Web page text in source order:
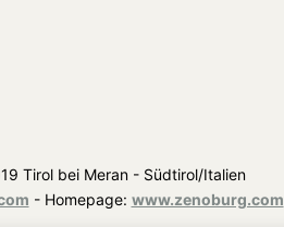
Tirol bei Meran - Südtirol/Italien
- Homepage: www.zenoburg.com